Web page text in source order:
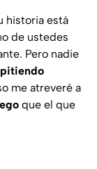
historia está
de ustedes
Pero nadie
me atreveré a
que el que